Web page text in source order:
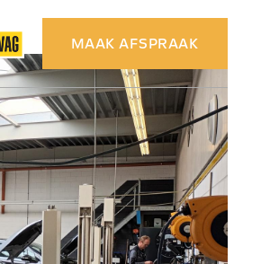
MAAK AFSPRAAK